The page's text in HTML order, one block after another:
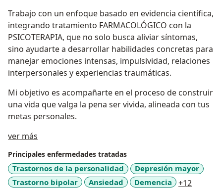
Trabajo con un enfoque basado en evidencia científica,
integrando tratamiento FARMACOLÓGICO con la
PSICOTERAPIA, que no solo busca aliviar síntomas,
sino ayudarte a desarrollar habilidades concretas para
manejar emociones intensas, impulsividad, relaciones
interpersonales y experiencias traumáticas.
Mi objetivo es acompañarte en el proceso de construir
una vida que valga la pena ser vivida, alineada con tus
metas personales.
ver más
Principales enfermedades tratadas
Trastornos de la personalidad
Depresión mayor
Trastorno bipolar
Ansiedad Demencia +12